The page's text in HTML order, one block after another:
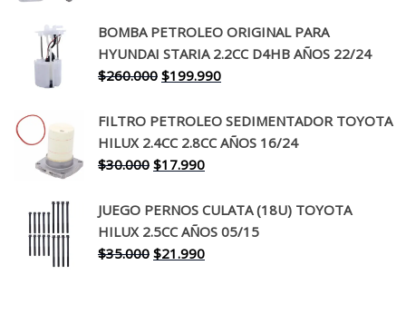
original
era:
$650.000.
actual
es:
$519.990.
BOMBA PETROLEO ORIGINAL PARA
HYUNDAI STARIA 2.2CC D4HB AÑOS 22/24
$260.000 El
original
era:
$260.000.
$199.990El
actual
es:
FILTRO PETROLEO SEDIMENTADOR TOYOTA
HILUX 2.4CC 2.8CC AÑOS 16/24
$30.000 El
original
era:
$30.000.
$17.990El
actual
es:
$17.990.
JUEGO PERNOS CULATA (18U) TOYOTA
HILUX 2.5CC AÑOS 05/15
$35.000 El
$21.990El